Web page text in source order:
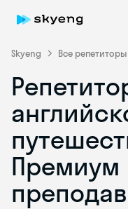
Skyeng Все репетиторы
Премиум
Skyeng Chat
online